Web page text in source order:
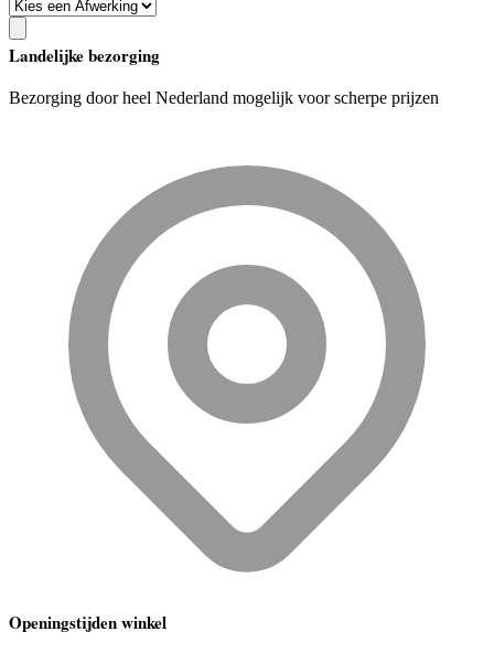
Landelijke bezorging
Bezorging door heel Nederland mogelijk voor scherpe prijzen
Openingstijden winkel